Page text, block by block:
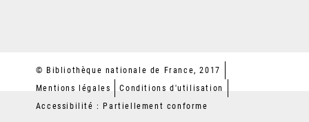
© Bibliothèque nationale de France, 2017
Mentions légales
Conditions d'utilisation
Accessibilité : Partiellement conforme